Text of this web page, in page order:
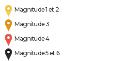
Magnitude 1 et 2
Magnitude 3
Magnitude 4
Magnitude 5 et 6